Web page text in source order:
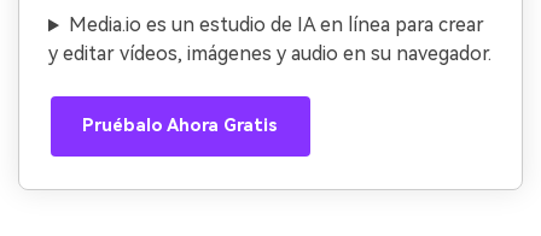
Media.io es un estudio de IA en línea para crear
y editar vídeos, imágenes y audio en su navegador.
Pruébalo Ahora Gratis